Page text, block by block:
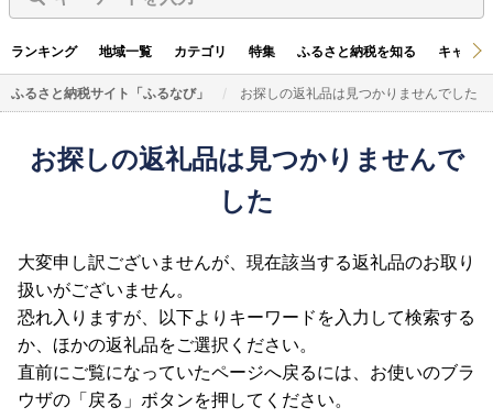
ランキング 地域一覧 カテゴリ 特集 ふるさと納税を知る キャン
ふるさと納税サイト「ふるなび」 お探しの返礼品は見つかりませんでした
お探しの返礼品は見つかりませんで
した
大変申し訳ございませんが、現在該当する返礼品のお取り
扱いがございません。
恐れ入りますが、以下よりキーワードを入力して検索する
か、ほかの返礼品をご選択ください。
直前にご覧になっていたページへ戻るには、お使いのブラ
ウザの「戻る」ボタンを押してください。